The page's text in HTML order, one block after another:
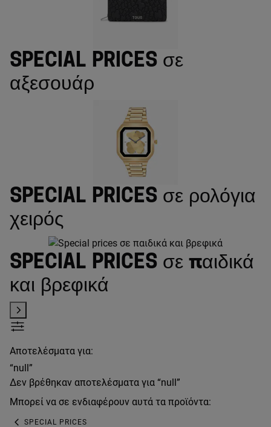
Special prices σε
αξεσουάρ
Special prices σε ρολόγια
χειρός
Special prices σε παιδικά
και βρεφικά
Αποτελέσματα για:
“null”
Δεν βρέθηκαν αποτελέσματα για “null”
Μπορεί να σε ενδιαφέρουν αυτά τα προϊόντα:
SPECIAL PRICES